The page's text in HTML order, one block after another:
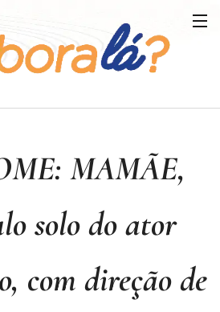
MAMÃE,
solo do ator
com direção de